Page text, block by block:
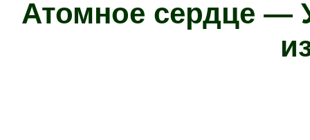
Атомное сердце —